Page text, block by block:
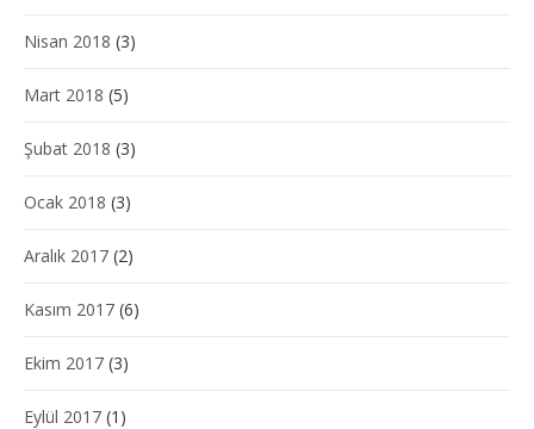
Nisan 2018 (3)
Mart 2018 (5)
Şubat 2018 (3)
Ocak 2018 (3)
Aralık 2017 (2)
Kasım 2017 (6)
Ekim 2017 (3)
Eylül 2017 (1)